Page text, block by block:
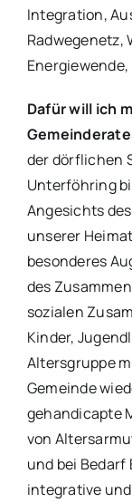
Integration,
Radwegenetz,
Dafür will ich
der dörflichen
Unterföhring
Angesichts
unserer
besonderes
des
sozialen
Kinder,
Altersgruppe
Gemeinde
gehandicapte
von
und bei
integrative